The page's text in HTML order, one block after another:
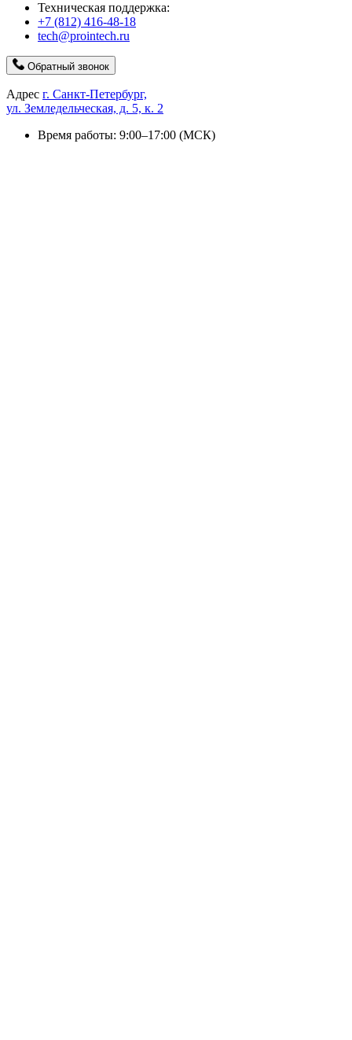
Техническая поддержка:
+7 (812) 416-48-18
tech@prointech.ru
Обратный звонок
Адрес г. Санкт-Петербург,
ул. Земледельческая, д. 5, к. 2
Время работы: 9:00–17:00 (МСК)